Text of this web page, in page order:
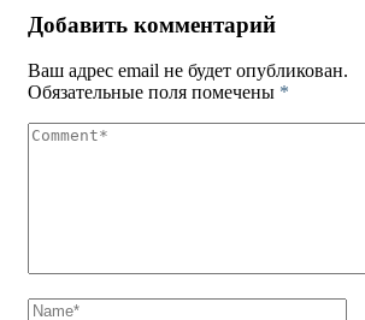
Добавить комментарий
Ваш адрес email не будет опубликован.
Обязательные поля помечены *